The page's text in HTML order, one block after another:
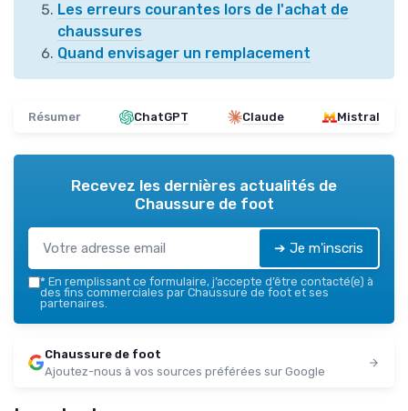
Les erreurs courantes lors de l'achat de
chaussures
Quand envisager un remplacement
Résumer ChatGPT Claude Mistral
Recevez les dernières actualités de
Chaussure de foot
➔ Je m'inscris
* En remplissant ce formulaire, j’accepte d’être contacté(e) à
des fins commerciales par Chaussure de foot et ses
partenaires.
Chaussure de foot
Ajoutez-nous à vos sources préférées sur Google